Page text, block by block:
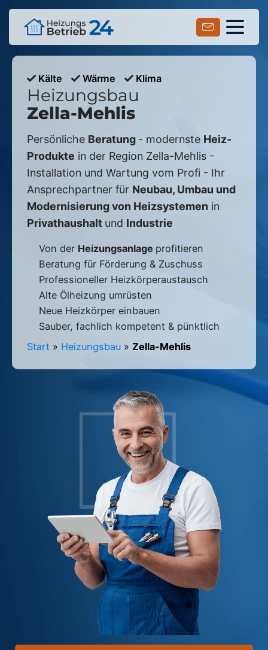
Kälte Wärme Klima
Heizungsbau
Zella-Mehlis
Persönliche Beratung - modernste Heiz-
Produkte in der Region Zella-Mehlis -
Installation und Wartung vom Profi - Ihr
Ansprechpartner für Neubau, Umbau und
Modernisierung von Heizsystemen in
Privathaushalt und Industrie
Von der Heizungsanlage profitieren
Beratung für Förderung & Zuschuss
Professioneller Heizkörperaustausch
Alte Ölheizung umrüsten
Neue Heizkörper einbauen
Sauber, fachlich kompetent & pünktlich
Start » Heizungsbau » Zella-Mehlis